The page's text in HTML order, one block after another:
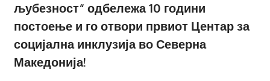
љубезност“ одбележа 10 години
постоење и го отвори првиот Центар за
социјална инклузија во Северна
Македонија!